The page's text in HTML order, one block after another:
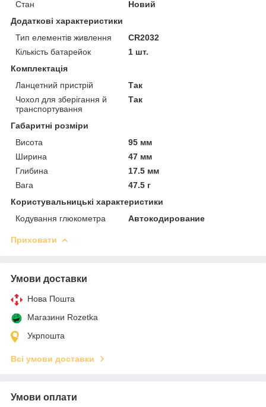
Стан
Новий
Додаткові характеристики
Тип елементів живлення
CR2032
Кількість батарейок
1 шт.
Комплектація
Ланцетний пристрій
Так
Чохол для зберігання й
транспортування
Так
Габаритні розміри
Висота
95 мм
Ширина
47 мм
Глибина
17.5 мм
Вага
47.5 г
Користувальницькі характеристики
Кодування глюкометра
Автокодирование
Приховати
Умови доставки
Нова Пошта
Магазини Rozetka
Укрпошта
Всі умови доставки
Умови оплати